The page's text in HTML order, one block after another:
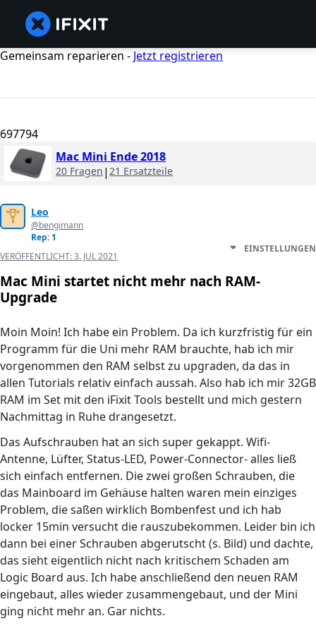
Gemeinsam reparieren - Jetzt registrieren
697794
Mac Mini Ende 2018
20 Fragen | 21 Ersatzteile
Leo
@bengimann
Rep: 1
VERÖFFENTLICHT:3. JUL 2021
EINSTELLUNGEN
Mac Mini startet nicht mehr nach RAM-
Upgrade
Moin Moin! Ich habe ein Problem. Da ich kurzfristig für ein
Programm für die Uni mehr RAM brauchte, hab ich mir
vorgenommen den RAM selbst zu upgraden, da das in
allen Tutorials relativ einfach aussah. Also hab ich mir 32GB
RAM im Set mit den iFixit Tools bestellt und mich gestern
Nachmittag in Ruhe drangesetzt.
Das Aufschrauben hat an sich super gekappt. Wifi-
Antenne, Lüfter, Status-LED, Power-Connector- alles ließ
sich einfach entfernen. Die zwei großen Schrauben, die
das Mainboard im Gehäuse halten waren mein einziges
Problem, die saßen wirklich Bombenfest und ich hab
locker 15min versucht die rauszubekommen. Leider bin ich
dann bei einer Schrauben abgerutscht (s. Bild) und dachte,
das sieht eigentlich nicht nach kritischem Schaden am
Logic Board aus. Ich habe anschließend den neuen RAM
eingebaut, alles wieder zusammengebaut, und der Mini
ging nicht mehr an. Gar nichts.